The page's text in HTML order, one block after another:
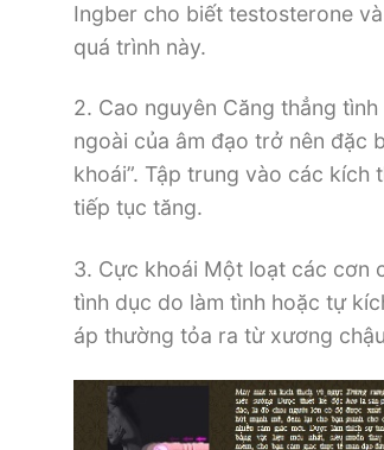
Ingber cho biết testosterone
quá trình này.
2. Cao nguyên Căng thẳng
ngoài của âm đạo trở nên đặc
khoái”. Tập trung vào các
tiếp tục tăng.
3. Cực khoái Một loạt các cơn
tình dục do làm tình hoặc tự
áp thường tỏa ra từ xương